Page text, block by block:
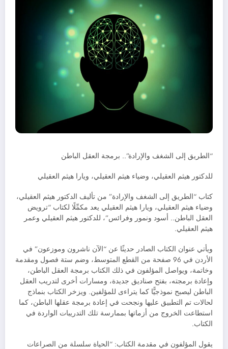
“الطريق إلى الشغف والإرادة”.. برمجة العقل الباطن
للدكتور هيثم العقيلي، وضياء هيثم العقيلي، ويارا هيثم العقيلي
كتاب “الطريق إلى الشغف والإرادة” من تأليف الدكتور هيثم العقيلي،
وضياء هيثم العقيلي، ويارا هيثم العقيلي يعد مكمِّلًا لكتاب “ترويض
العقل الباطن.. أسود ونمور وفرائس”، للدكتور هيثم العقيلي وعمر
هيثم العقيلي.
ويأتي عنوان الكتاب الصادر حديثًا عن “الآن ناشرون وموزعون” في
الأردن في 96 صفحة من القطع المتوسط، وضم ستة فصول ومقدمة
وخاتمة، ويواصل المؤلفون في ذلك الكتاب برمجة العقل الباطن،
وإعادة برمجته، بفتح صناديق جديدة، ومسارات أخرى لتدريب العقل
الباطن ليصبح نموذجيًّا كما يتراءى للمؤلفين. ويزخر الكتاب بنماذج
لحالات تم التطبيق عليها ونجحت في إعادة برمجة عقلها الباطن، كما
استطاعت الخروج من أزماتها بممارسة تلك التدريبات الواردة في
الكتاب.
يقول المؤلفون في مقدمة الكتاب: “الحياة سلسلة من الصراعات